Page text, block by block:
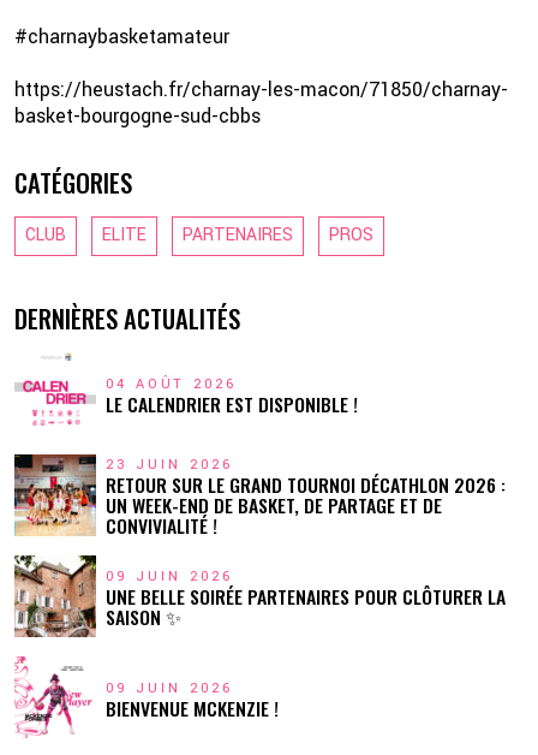
#charnaybasketamateur
https://heustach.fr/charnay-les-macon/71850/charnay-
basket-bourgogne-sud-cbbs
CATÉGORIES
CLUB ELITE PARTENAIRES PROS
DERNIÈRES ACTUALITÉS
04 AOÛT 2026
LE CALENDRIER EST DISPONIBLE !
23 JUIN 2026
RETOUR SUR LE GRAND TOURNOI DÉCATHLON 2026 :
UN WEEK-END DE BASKET, DE PARTAGE ET DE
CONVIVIALITÉ !
09 JUIN 2026
UNE BELLE SOIRÉE PARTENAIRES POUR CLÔTURER LA
SAISON ✨
09 JUIN 2026
BIENVENUE MCKENZIE !